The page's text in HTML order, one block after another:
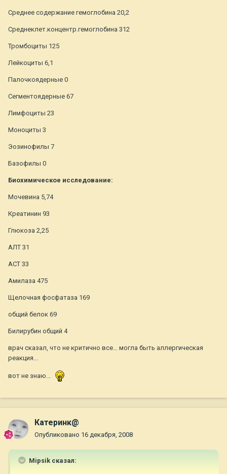
Среднее содержание гемоглобина 20,2
Среднеклет.концентр.гемоглобина 312
Тромбоциты 125
Лейкоциты 6,1
Палочкоядерные 0
Сегментоядерные 67
Лимфоциты 23
Моноциты 3
Эозинофилы 7
Базофилы 0
Биохимическое исследование:
Мочевина 5,74
Креатинин 93
Глюкоза 2,25
АЛТ 31
АСТ 33
Амилаза 475
Щелочная фосфатаза 169
общий белок 69
Билирубин общий 4
врач сказал, что не критично все... могла быть аллергическая
реакция...
вот не знаю...
Катеринк@
Опубликовано 16 декабря, 2008
Mipsik сказал: